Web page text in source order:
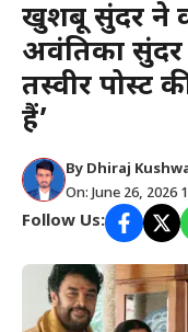
खुशबू सुंदर ने
अवंतिका सुंदर
तस्वीर पोस्ट
हैं’
By Dhiraj
On: June 26, 2026
Follow Us: